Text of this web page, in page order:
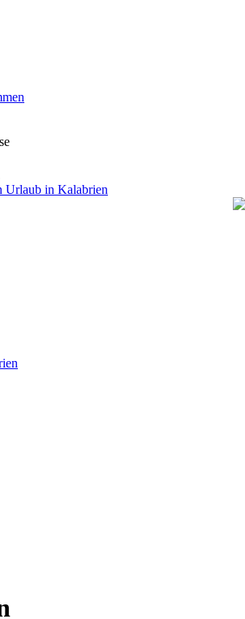
Urlaub in Kalabrien